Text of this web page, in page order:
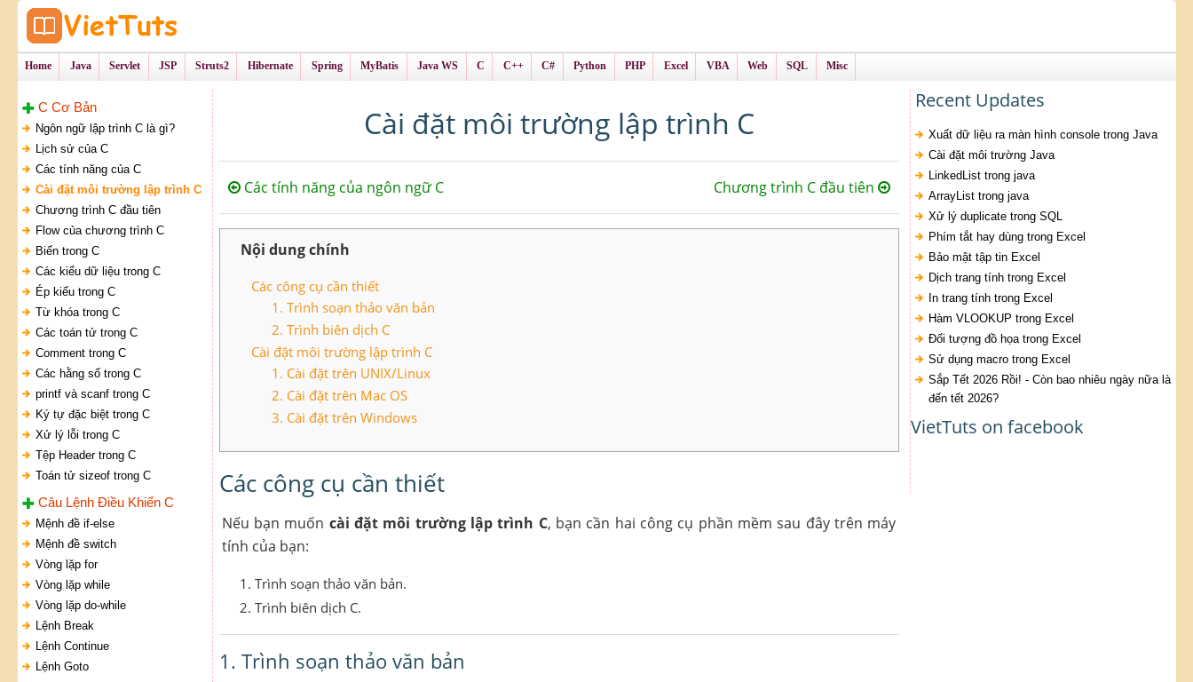
Home Java Servlet JSP Struts2 Hibernate Spring MyBatis Java WS C C++ C# Python PHP Excel VBA Web SQL Misc
C Cơ Bản
Ngôn ngữ lập trình C là gì?
Lịch sử của C
Các tính năng của C
Cài đặt môi trường lập trình C
Chương trình C đầu tiên
Flow của chương trình C
Biến trong C
Các kiểu dữ liệu trong C
Ép kiểu trong C
Từ khóa trong C
Các toán tử trong C
Comment trong C
Các hằng số trong C
printf và scanf trong C
Ký tự đặc biệt trong C
Xử lý lỗi trong C
Tệp Header trong C
Toán tử sizeof trong C
Câu Lệnh Điều Khiển C
Mệnh đề if-else
Mệnh đề switch
Vòng lặp for
Vòng lặp while
Vòng lặp do-while
Lệnh Break
Lệnh Continue
Lệnh Goto
Cài đặt môi trường lập trình C
Các tính năng của ngôn ngữ C Chương trình C đầu tiên
Nội dung chính
Các công cụ cần thiết
1. Trình soạn thảo văn bản
2. Trình biên dịch C
Cài đặt môi trường lập trình C
1. Cài đặt trên UNIX/Linux
2. Cài đặt trên Mac OS
3. Cài đặt trên Windows
Các công cụ cần thiết
Nếu bạn muốn cài đặt môi trường lập trình C, bạn cần hai công cụ phần mềm sau đây trên máy
tính của bạn:
Trình soạn thảo văn bản.
Trình biên dịch C.
1. Trình soạn thảo văn bản
Recent Updates
Xuất dữ liệu ra màn hình console trong Java
Cài đặt môi trường Java
LinkedList trong java
ArrayList trong java
Xử lý duplicate trong SQL
Phím tắt hay dùng trong Excel
Bảo mật tập tin Excel
Dịch trang tính trong Excel
In trang tính trong Excel
Hàm VLOOKUP trong Excel
Đối tượng đồ họa trong Excel
Sử dụng macro trong Excel
Sắp Tết 2026 Rồi! - Còn bao nhiêu ngày nữa là
đến tết 2026?
VietTuts on facebook